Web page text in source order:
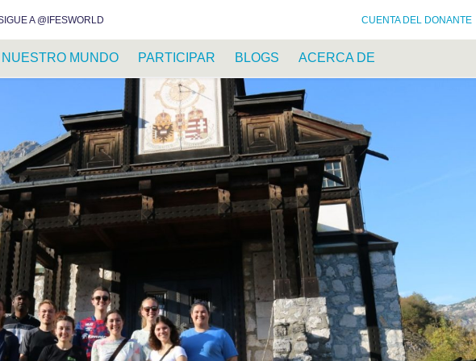
A @IFESWORLD CUENTA DEL DONANTE
NUESTRO MUNDO PARTICIPAR BLOGS ACERCA DE